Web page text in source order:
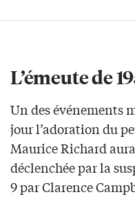
L’émeute de
Un des événements
jour l’adoration du
Maurice Richard aura
déclenchée par la
9 par Clarence